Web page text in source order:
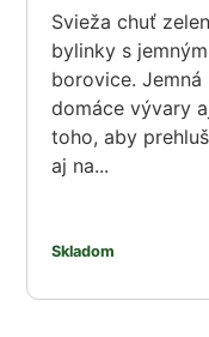
Svieža chuť
bylinky s
borovice.
domáce vývary
toho, aby
aj na...
Skladom